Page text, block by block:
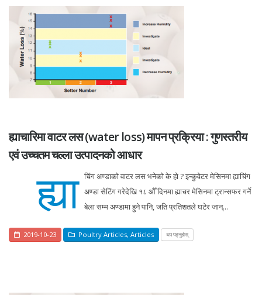
ह्याचारिमा वाटर लस (water loss) मापन प्रक्रिया : गुणस्तरीय
एवं उच्चतम चल्ला उत्पादनको आधार
ह्या चिंग अण्डाको वाटर लस भनेको के हो ? इन्कुवेटर मेसिनमा ह्याचिंग
अण्डा सेटिंग गरेदेखि १८ औँ दिनमा ह्याचर मेसिनमा ट्रान्सफर गर्ने
बेला सम्म अण्डामा हुने पानि, जति प्रतिशतले घटेर जान्...
2019-10-23 Poultry Articles, Articles थप पढ्नुहोस्